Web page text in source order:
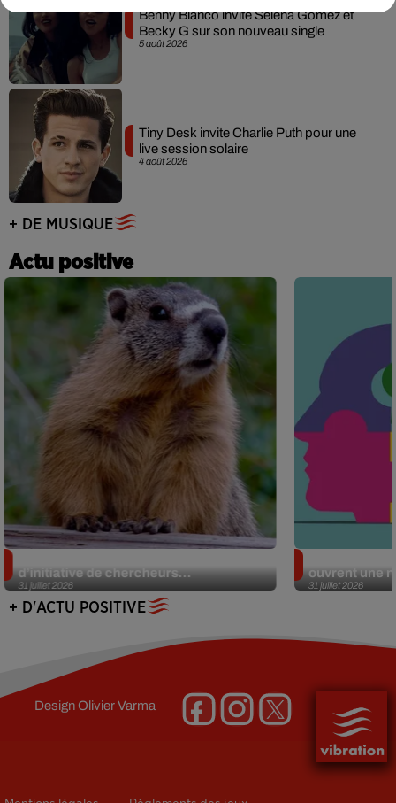
5 août 2026
Benny Blanco invite Selena Gomez et
Becky G sur son nouveau single
4 août 2026
Tiny Desk invite Charlie Puth pour une
live session solaire
+ DE MUSIQUE
Actu positive
31 juillet 2026
d’initiative de chercheurs...
31 juillet 2026
ouvrent une
+ D'ACTU POSITIVE
DesignOlivier Varma